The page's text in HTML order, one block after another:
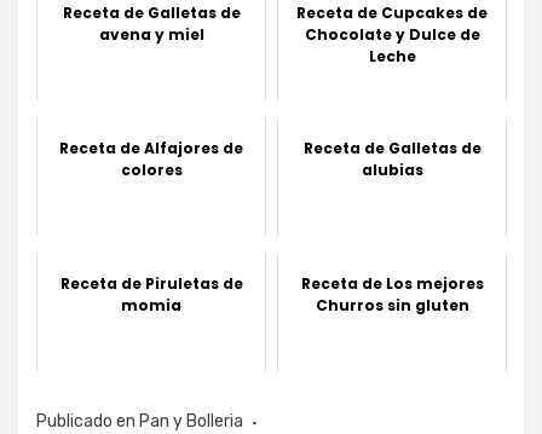
Receta de Galletas de
avena y miel
Receta de Cupcakes de
Chocolate y Dulce de
Leche
Receta de Alfajores de
colores
Receta de Galletas de
alubias
Receta de Piruletas de
momia
Receta de Los mejores
Churros sin gluten
Publicado en Pan y Bolleria